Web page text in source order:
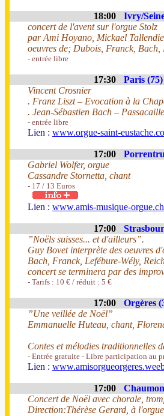
18:00 Ivry/
concert de l'avent sur l'orgue Stolz
par Ami Hoyano, Mickael
oeuvres de; Dubois, Franck,
- entrée libre
17:30 Paris
Vincent Crosnier
. Franz Liszt – Evocation à la
. Jean-Sébastien Bach –
- entrée libre
Lien : www.orgue-saint-
17:00
Gabriel Wolfer, orgue
Cassandre Stornetta, chant
- 17 / 13 Euros
Lien : www.amis-musique-
17:00
”Noëls suisses... et d'ailleurs”.
Guy Bovet interprète des oeuvres
Bach, Franck, Lefébure-Wély,
concert se terminera par des
- Tarifs : 10 € / réduit : 5 €
17:00 Orgères
”Une veillée de Noël”
Emmanuelle Huteau, chant,
Contes et mélodies traditionnelles
- Entrée gratuite - Libre participation au
Lien :
17:00
Concert de Noël avec chorale,
Direction:Thérèse Gerard, à